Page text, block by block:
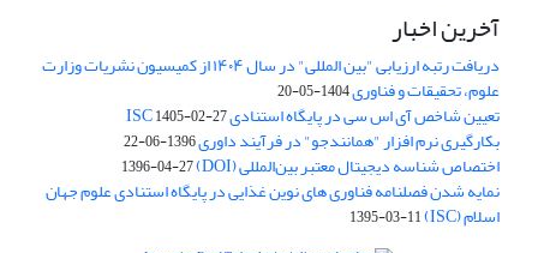
آخرین اخبار
دریافت رتبه ارزیابی "بین المللی" در سال ۱۴۰۴ از کمیسیون نشریات وزارت
علوم، تحقیقات و فناوری1404-05-20
تعیین شاخص آی اس سی در پایگاه استنادی ISC1405-02-27
بکارگیری نرم افزار "همانندجو" در فرآیند داوری1396-06-22
اختصاص شناسه دیجیتال معتبر بین‌المللی (DOI) 1396-04-27
نمایه شدن فصلنامه فناوری های نوین غذایی در پایگاه استنادی علوم جهان
اسلام (ISC) 1395-03-11